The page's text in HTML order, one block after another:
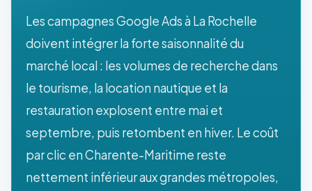
Les campagnes Google Ads à La Rochelle
doivent intégrer la forte saisonnalité du
marché local : les volumes de recherche dans
le tourisme, la location nautique et la
restauration explosent entre mai et
septembre, puis retombent en hiver. Le coût
par clic en Charente-Maritime reste
nettement inférieur aux grandes métropoles,